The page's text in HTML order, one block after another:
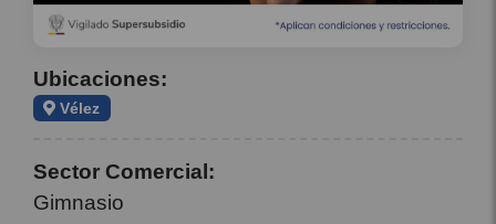
Ubicaciones:
Vélez
Sector Comercial:
Gimnasio